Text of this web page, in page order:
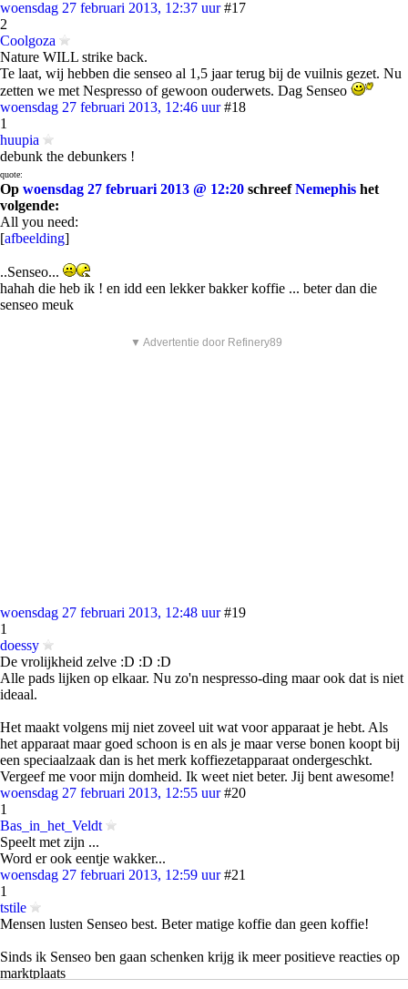
woensdag 27 februari 2013, 12:37 uur #17
2
Coolgoza
Nature WILL strike back.
Te laat, wij hebben die senseo al 1,5 jaar terug bij de vuilnis gezet. Nu
zetten we met Nespresso of gewoon ouderwets. Dag Senseo
woensdag 27 februari 2013, 12:46 uur #18
1
huupia
debunk the debunkers !
quote:
Op woensdag 27 februari 2013 @ 12:20 schreefNemephis het
volgende:
All you need:
[afbeelding]
..Senseo...
hahah die heb ik ! en idd een lekker bakker koffie ... beter dan die
senseo meuk
▼ Advertentie door Refinery89
woensdag 27 februari 2013, 12:48 uur #19
1
doessy
De vrolijkheid zelve :D :D :D
Alle pads lijken op elkaar. Nu zo'n nespresso-ding maar ook dat is niet
ideaal.
Het maakt volgens mij niet zoveel uit wat voor apparaat je hebt. Als
het apparaat maar goed schoon is en als je maar verse bonen koopt bij
een speciaalzaak dan is het merk koffiezetapparaat ondergeschkt.
Vergeef me voor mijn domheid. Ik weet niet beter. Jij bent awesome!
woensdag 27 februari 2013, 12:55 uur #20
1
Bas_in_het_Veldt
Speelt met zijn ...
Word er ook eentje wakker...
woensdag 27 februari 2013, 12:59 uur #21
1
tstile
Mensen lusten Senseo best. Beter matige koffie dan geen koffie!
Sinds ik Senseo ben gaan schenken krijg ik meer positieve reacties op
marktplaats